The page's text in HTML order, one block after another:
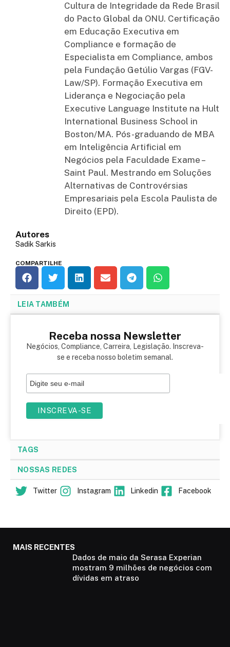
Cultura de Integridade da Rede Brasil
do Pacto Global da ONU. Certificação
em Educação Executiva em
Compliance e formação de
Especialista em Compliance, ambos
pela Fundação Getúlio Vargas (FGV-
Law/SP). Formação Executiva em
Liderança e Negociação pela
Executive Language Institute na Hult
International Business School in
Boston/MA. Pós-graduando de MBA
em Inteligência Artificial em
Negócios pela Faculdade Exame –
Saint Paul. Mestrando em Soluções
Alternativas de Controvérsias
Empresariais pela Escola Paulista de
Direito (EPD).
Autores
Sadik Sarkis
COMPARTILHE
LEIA TAMBÉM
Receba nossa Newsletter
Negócios, Compliance, Carreira, Legislação. Inscreva-
se e receba nosso boletim semanal.
TAGS
NOSSAS REDES
Twitter Instagram Linkedin Facebook
MAIS RECENTES
Dados de maio da Serasa Experian
mostram 9 milhões de negócios com
dívidas em atraso